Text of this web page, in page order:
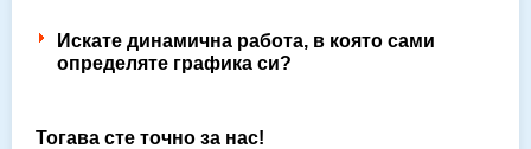
Искате динамична работа, в която сами
определяте графика си?
Тогава сте точно за нас!